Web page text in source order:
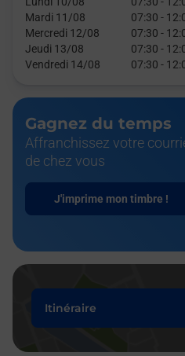
Mardi 11/08
07:30 -
Mercredi 12/08
07:30 -
Jeudi 13/08
07:30 -
Vendredi 14/08
07:30 -
Gagnez du temps
Affranchissez votre
de chez vous
J'imprime mon timbre !
Itinéraire